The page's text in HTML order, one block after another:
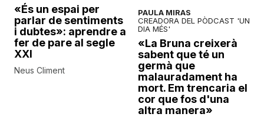
«És un espai per
parlar de sentiments
i dubtes»: aprendre a
fer de pare al segle
XXI
Neus Climent
PAULA MIRAS
CREADORA DEL PÒDCAST 'UN
DIA MÉS'
«La Bruna creixerà
sabent que té un
germà que
malauradament ha
mort. Em trencaria el
cor que fos d'una
altra manera»